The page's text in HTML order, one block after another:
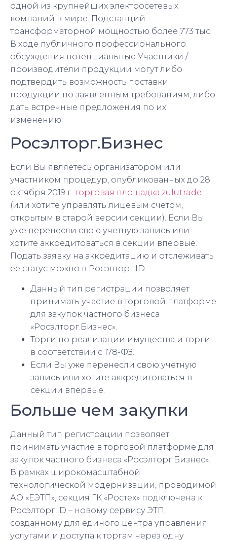
одной из крупнейших электросетевых
компаний в мире. Подстанций
трансформаторной мощностью более 773 тыс.
В ходе публичного профессионального
обсуждения потенциальные Участники /
производители продукции могут либо
подтвердить возможность поставки
продукции по заявленным требованиям, либо
дать встречные предложения по их
изменению.
Росэлторг.Бизнес
Если Вы являетесь организатором или
участником процедур, опубликованных до 28
октября 2019 г.торговая площадка zulutrade
(или хотите управлять лицевым счетом,
открытым в старой версии секции). Если Вы
уже перенесли свою учетную запись или
хотите аккредитоваться в секции впервые.
Подать заявку на аккредитацию и отслеживать
ее статус можно в Росэлторг.ID.
Данный тип регистрации позволяет
принимать участие в торговой платформе
для закупок частного бизнеса
«Росэлторг.Бизнес».
Торги по реализации имущества и торги
в соответствии с 178-ФЗ.
Если Вы уже перенесли свою учетную
запись или хотите аккредитоваться в
секции впервые.
Больше чем закупки
Данный тип регистрации позволяет
принимать участие в торговой платформе для
закупок частного бизнеса «Росэлторг.Бизнес».
В рамках широкомасштабной
технологической модернизации, проводимой
АО «ЕЭТП», секция ГК «Ростех» подключена к
Росэлторг.ID – новому сервису ЭТП,
созданному для единого центра управления
услугами и доступа к торгам через одну